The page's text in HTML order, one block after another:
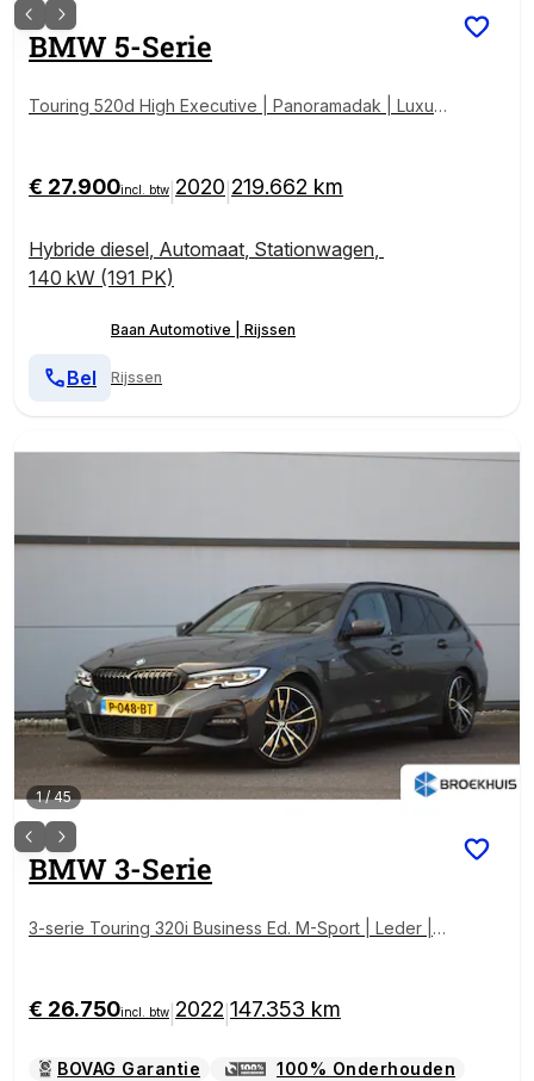
BMW 5-Serie
Touring 520d High Executive | Panoramadak | Luxur
€ 27.900incl. btw 2020 219.662 km
Hybride diesel, Automaat, Stationwagen,
140 kW (191 PK)
Baan Automotive | Rijssen
Rijssen
Bel
1/45
BMW3-Serie
3-serie Touring 320i Business Ed. M-Sport | Leder | T
MV | Climate & Cruise C. | Navigatie | PDC V&A | Ako
estisch glas | LED |
€ 26.750incl. btw 2022 147.353 km
BOVAG Garantie
100% Onderhouden